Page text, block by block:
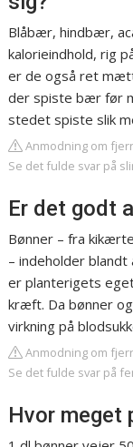
Blåbær, hindbær,
kalorieindhold, rig
er de også ret
der spiste bær før
stedet spiste slik
Anmodning om
Se det fulde svar på
Er det godt
Bønner – fra
– indeholder
er planterigets
kræft. Da bønner
virkning på
Anmodning om
Se det fulde svar på
Hvor meget